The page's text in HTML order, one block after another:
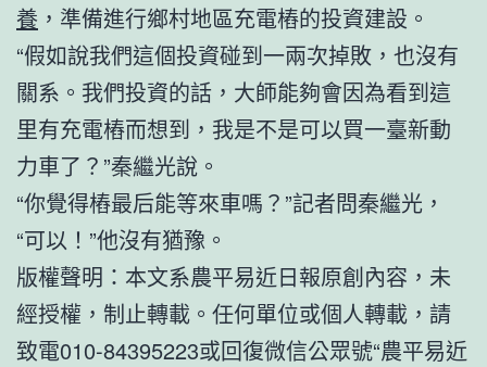
養 ，準備進行鄉村地區充電樁的投資建設。
“假如說我們這個投資碰到一兩次掉敗，也沒有
關系。我們投資的話，大師能夠會因為看到這
里有充電樁而想到，我是不是可以買一臺新動
力車了？”秦繼光說。
“你覺得樁最后能等來車嗎？”記者問秦繼光，
“可以！”他沒有猶豫。
版權聲明：本文系農平易近日報原創內容，未
經授權，制止轉載。任何單位或個人轉載，請
致電010-84395223或回復微信公眾號“農平易近